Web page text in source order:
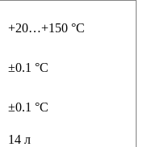
+20…+150 °С
±0.1 °С
±0.1 °С
14 л